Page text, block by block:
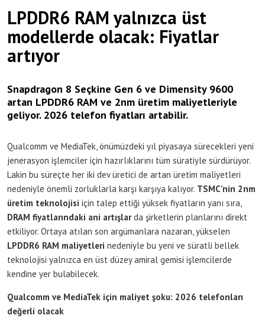
LPDDR6 RAM yalnızca üst
modellerde olacak: Fiyatlar
artıyor
Snapdragon 8 Seçkine Gen 6 ve Dimensity 9600
artan LPDDR6 RAM ve 2nm üretim maliyetleriyle
geliyor. 2026 telefon fiyatları artabilir.
Qualcomm ve MediaTek, önümüzdeki yıl piyasaya sürecekleri yeni
jenerasyon işlemciler için hazırlıklarını tüm süratiyle sürdürüyor.
Lakin bu süreçte her iki dev üretici de artan üretim maliyetleri
nedeniyle önemli zorluklarla karşı karşıya kalıyor. TSMC’nin 2nm
üretim teknolojisi için talep ettiği yüksek fiyatların yanı sıra,
DRAM fiyatlarındaki ani artışlarda şirketlerin planlarını direkt
etkiliyor. Ortaya atılan son argümanlara nazaran, yükselen
LPDDR6 RAM maliyetleri nedeniyle bu yeni ve süratli bellek
teknolojisi yalnızca en üst düzey amiral gemisi işlemcilerde
kendine yer bulabilecek.
Qualcomm ve MediaTek için maliyet şoku: 2026 telefonları
değerli olacak